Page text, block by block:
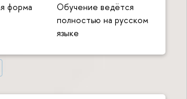
форма
Обучение ведётся
полностью на русском
языке